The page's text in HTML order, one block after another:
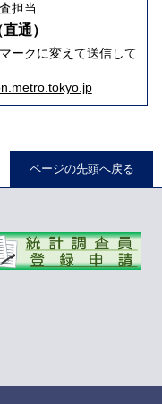
担当
通）
ークに変えて送信して
ページの先頭へ戻る